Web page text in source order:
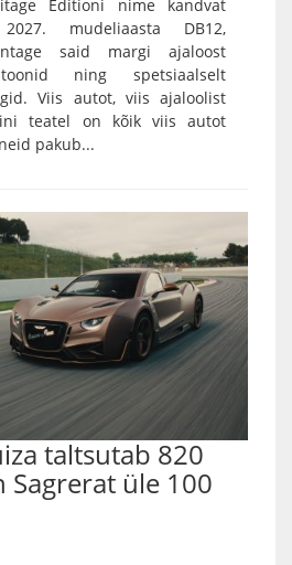
Editioni nime kandvat
mudeliaasta DB12,
said margi ajaloost
ning spetsiaalselt
Viis autot, viis ajaloolist
teatel on kõik viis autot
pakub...
taltsutab 820
Sagrerat üle 100